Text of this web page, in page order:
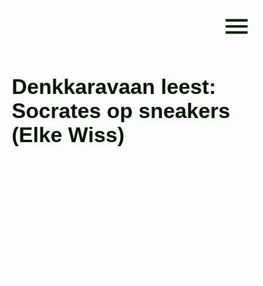
Denkkaravaan leest:
Socrates op sneakers
(Elke Wiss)